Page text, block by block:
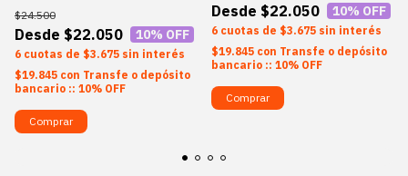
$22.050
$24.500
10% OFF
6 $3.675 sin interés
$19.845 con Transfe o depósito
bancario :: 10% OFF
Comprar
$22.050 10% OFF
6 $3.675 sin interés
$19.845 con Transfe o depósito
bancario :: 10% OFF
Comprar